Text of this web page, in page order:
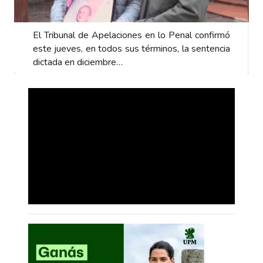
en lo Penal confirmó
términos, la sentencia
El Tribunal de Apelaciones en
este jueves, en todos sus